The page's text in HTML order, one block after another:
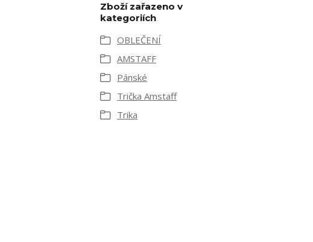
Zboží zařazeno v
kategoriích
OBLEČENÍ
AMSTAFF
Pánské
Trička Amstaff
Trika